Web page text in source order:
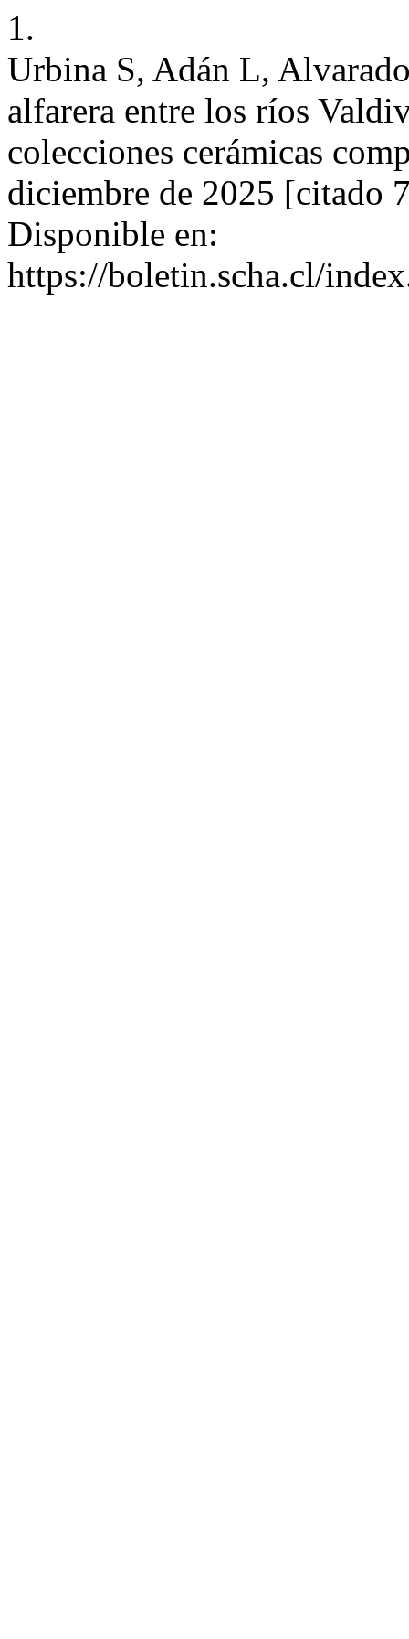
1.
Urbina S, Adán L,
alfarera entre los ríos
colecciones cerámicas
diciembre de 2025 [citado
Disponible en:
https://boletin.scha.cl/